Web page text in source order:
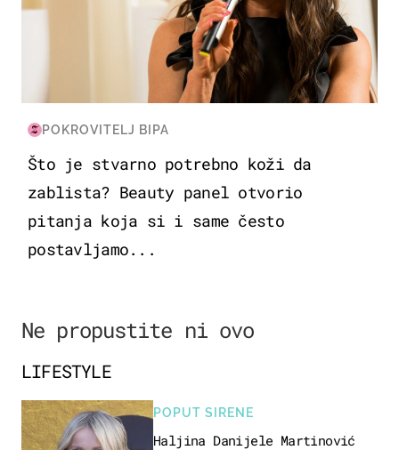
POKROVITELJ BIPA
Što je stvarno potrebno koži da
zablista? Beauty panel otvorio
pitanja koja si i same često
postavljamo...
Ne propustite ni ovo
LIFESTYLE
POPUT SIRENE
Haljina Danijele Martinović